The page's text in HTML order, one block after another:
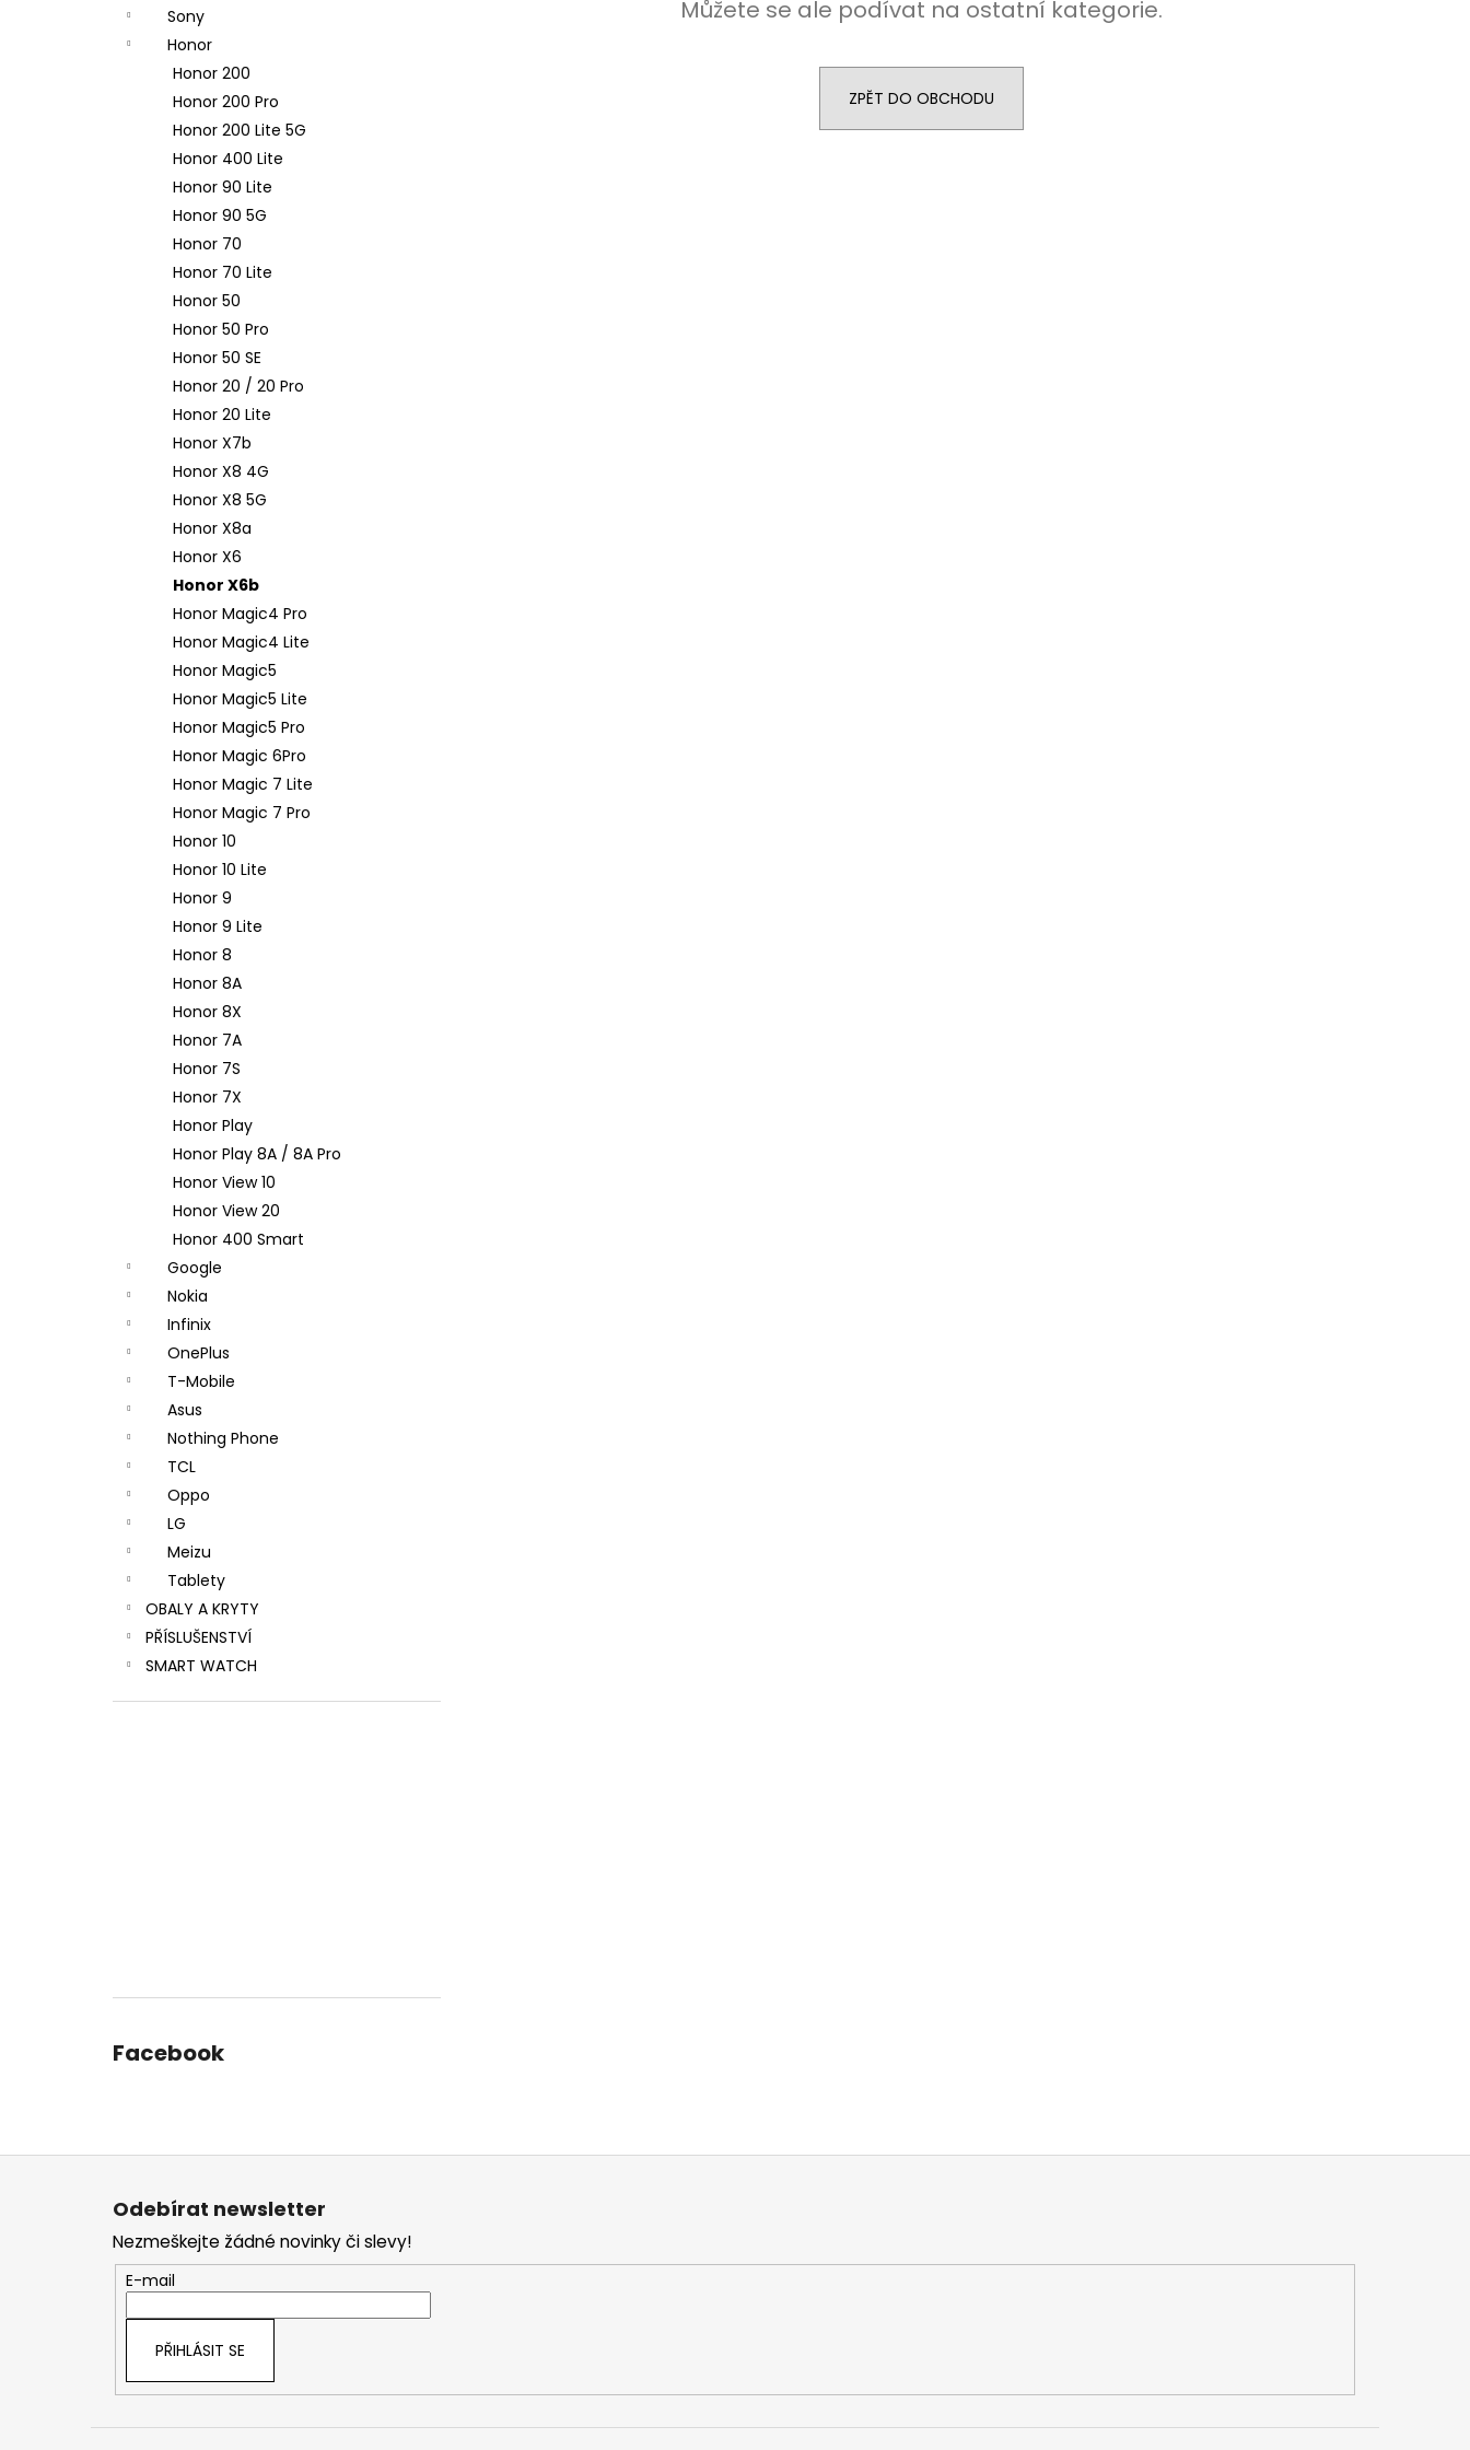
Sony
Honor
Honor 200
Honor 200 Pro
Honor 200 Lite 5G
Honor 400 Lite
Honor 90 Lite
Honor 90 5G
Honor 70
Honor 70 Lite
Honor 50
Honor 50 Pro
Honor 50 SE
Honor 20 / 20 Pro
Honor 20 Lite
Honor X7b
Honor X8 4G
Honor X8 5G
Honor X8a
Honor X6
Honor X6b
Honor Magic4 Pro
Honor Magic4 Lite
Honor Magic5
Honor Magic5 Lite
Honor Magic5 Pro
Honor Magic 6Pro
Honor Magic 7 Lite
Honor Magic 7 Pro
Honor 10
Honor 10 Lite
Honor 9
Honor 9 Lite
Honor 8
Honor 8A
Honor 8X
Honor 7A
Honor 7S
Honor 7X
Honor Play
Honor Play 8A / 8A Pro
Honor View 10
Honor View 20
Honor 400 Smart
Google
Nokia
Infinix
OnePlus
T-Mobile
Asus
Nothing Phone
TCL
Oppo
LG
Meizu
Tablety
OBALY A KRYTY
PŘÍSLUŠENSTVÍ
SMART WATCH
Facebook
Můžete se ale podívat na ostatní kategorie.
ZPĚT DO OBCHODU
Odebírat newsletter
Nezmeškejte žádné novinky či slevy!
E-mail
PŘIHLÁSIT SE